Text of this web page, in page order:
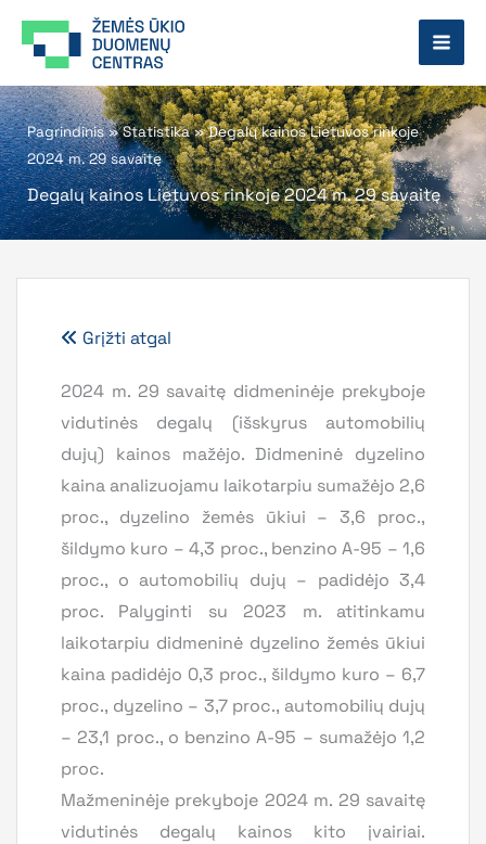
prie
Pagrindinis»Statistika»Degalų kainos Lietuvos rinkoje
2024 m. 29 savaitę
Degalų kainos Lietuvos rinkoje 2024 m. 29 savaitę
Grįžti atgal
2024 m. 29 savaitę didmeninėje prekyboje
vidutinės degalų (išskyrus automobilių
dujų) kainos mažėjo. Didmeninė dyzelino
kaina analizuojamu laikotarpiu sumažėjo 2,6
proc., dyzelino žemės ūkiui – 3,6 proc.,
šildymo kuro – 4,3 proc., benzino A-95 – 1,6
proc., o automobilių dujų – padidėjo 3,4
proc. Palyginti su 2023 m. atitinkamu
laikotarpiu didmeninė dyzelino žemės ūkiui
kaina padidėjo 0,3 proc., šildymo kuro – 6,7
proc., dyzelino – 3,7 proc., automobilių dujų
– 23,1 proc., o benzino A-95 – sumažėjo 1,2
proc.
Mažmeninėje prekyboje 2024 m. 29 savaitę
vidutinės degalų kainos kito įvairiai.